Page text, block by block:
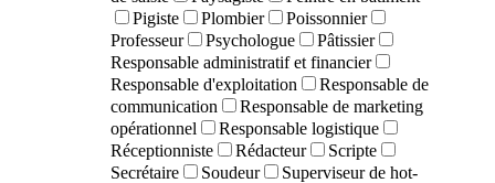
Pigiste
Plombier
Poissonnier
Professeur
Psychologue
Pâtissier
Responsable administratif et financier
Responsable d'exploitation
Responsable de
communication
Responsable de marketing
opérationnel
Responsable logistique
Réceptionniste
Rédacteur
Scripte
Secrétaire
Soudeur
Superviseur de hot-